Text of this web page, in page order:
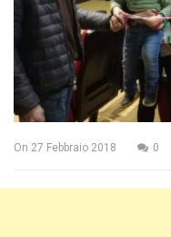
On 27 Febbraio 2018 0